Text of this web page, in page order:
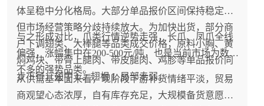
体呈稳中分化格局。大部分单品报价区间保持稳定，
但市场经营策略分歧持续放大。为加快出货，部分商
户下调翅类、大棒腿等品类成交价格；原料小胸、黄
焖鸡块、带骨上腿肉、带皮腿肉、鸡胗等单品报价同
步下行，翅中 L、翅根 L 局部走弱。
与之形成对比，爪类行情逆势走强，长爪、凤爪全线
偏强，涨幅集中在200-500元/吨，也是当前市场为数
不多的强势品类。
从供需基本面来看，现阶段下游补货情绪平淡，贸易
商观望心态浓厚，自有库存充足，大规模备货意愿不